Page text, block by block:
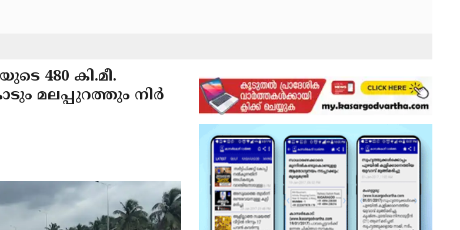
480 കി.മീ.
മലപ്പുറത്തും നിർ